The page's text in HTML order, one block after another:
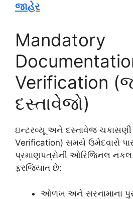
જાહેર
Mandatory
Verification
દસ્તાવેજો)
ઇન્ટરવ્યૂ અને દસ્તાવેજ ચકાસણી
Verification) સમયે ઉમેદવારો
પ્રમાણપત્રોની ઓરિજિનલ નકલ
ફરજિયાત છે:
ઓળખ અને સરનામાના